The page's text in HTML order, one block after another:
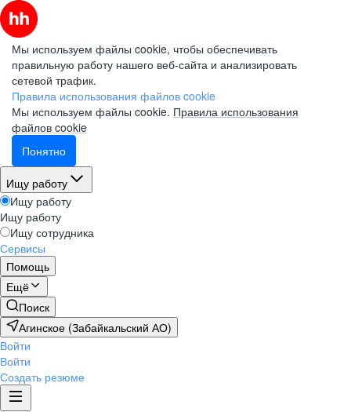
Мы используем файлы cookie, чтобы обеспечивать
правильную работу нашего веб-сайта и анализировать
сетевой трафик.
Правила использования файлов cookie
Мы используем файлы cookie. Правила использования
файлов cookie
Понятно
Ищу работу
Ищу работу
Ищу работу
Ищу сотрудника
Сервисы
Помощь
Ещё
Поиск
Агинское (Забайкальский АО)
Войти
Войти
Создать резюме